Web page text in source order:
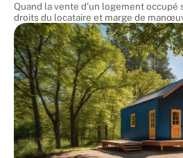
Quand la vente d'un logement occupé
droits du locataire et marge de